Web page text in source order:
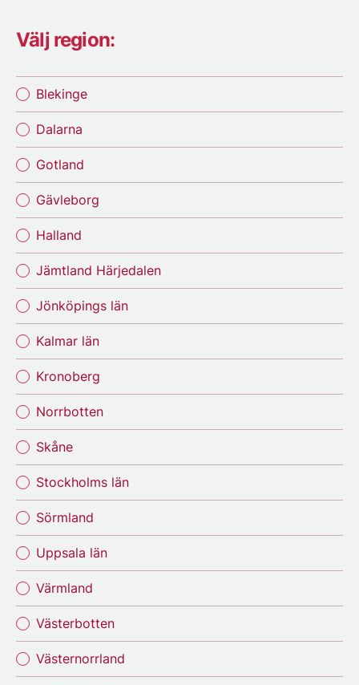
Välj region:
Blekinge
Dalarna
Gotland
Gävleborg
Halland
Jämtland Härjedalen
Jönköpings län
Kalmar län
Kronoberg
Norrbotten
Skåne
Stockholms län
Sörmland
Uppsala län
Värmland
Västerbotten
Västernorrland